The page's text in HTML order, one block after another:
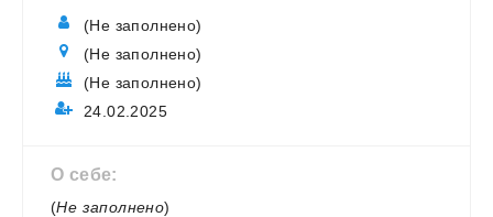
(Не заполнено)
(Не заполнено)
(Не заполнено)
24.02.2025
О себе:
(Не заполнено)